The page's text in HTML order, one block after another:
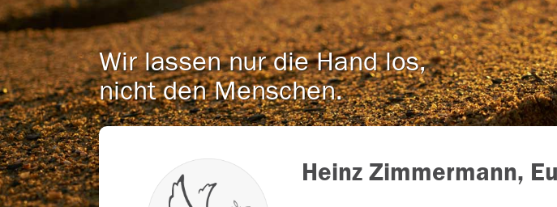
Wir lassen nur die Hand los,
nicht den Menschen.
Heinz Zimmermann,